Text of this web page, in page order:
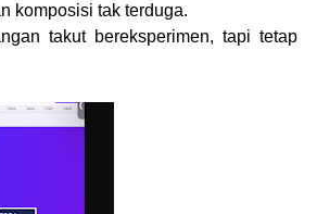
komposisi tak terduga.
takut bereksperimen, tapi tetap